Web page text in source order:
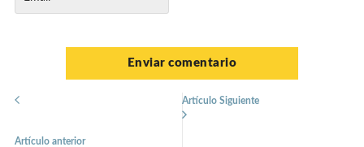
Artículo anterior
Artículo Siguiente